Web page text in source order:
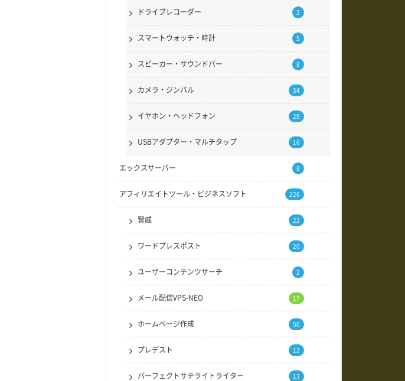
ドライブレコーダー 3
スマートウォッチ・時計 5
スピーカー・サウンドバー 8
カメラ・ジンバル 34
イヤホン・ヘッドフォン 29
USBアダプター・マルチタップ 16
エックスサーバー 8
アフィリエイトツール・ビジネスソフト 226
賢威 22
ワードプレスポスト 20
ユーザーコンテンツサーチ 2
メール配信VPS-NEO 17
ホームページ作成 50
プレデスト 12
パーフェクトサテライトライター 13